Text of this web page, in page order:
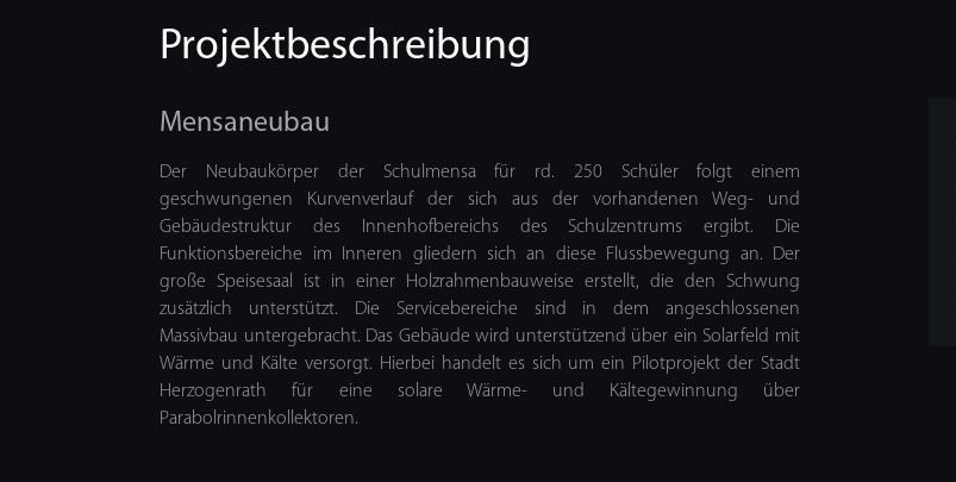
Projektbeschreibung
Mensaneubau
Der Neubaukörper der Schulmensa für rd. 250 Schüler folgt einem
geschwungenen Kurvenverlauf der sich aus der vorhandenen Weg- und
Gebäudestruktur des Innenhofbereichs des Schulzentrums ergibt. Die
Funktionsbereiche im Inneren gliedern sich an diese Flussbewegung an. Der
große Speisesaal ist in einer Holzrahmenbauweise erstellt, die den Schwung
zusätzlich unterstützt. Die Servicebereiche sind in dem angeschlossenen
Massivbau untergebracht. Das Gebäude wird unterstützend über ein Solarfeld mit
Wärme und Kälte versorgt. Hierbei handelt es sich um ein Pilotprojekt der Stadt
Herzogenrath für eine solare Wärme- und Kältegewinnung über
Parabolrinnenkollektoren.